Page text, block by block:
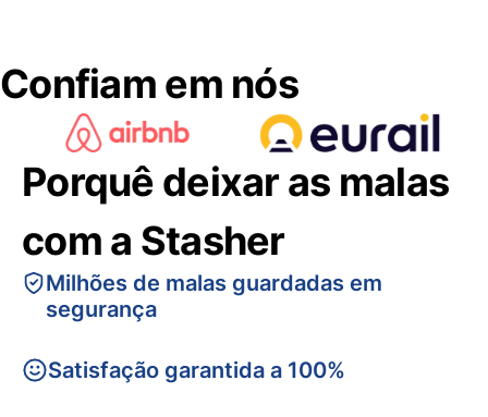
Confiam em nós
Porquê deixar as malas
com a Stasher
Milhões de malas guardadas em
segurança
Satisfação garantida a 100%